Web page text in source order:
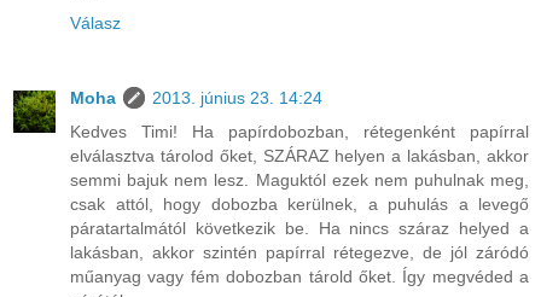
Válasz
Moha
2013. június 23. 14:24
Kedves Timi! Ha papírdobozban, rétegenként papírral
elválasztva tárolod őket, SZÁRAZ helyen a lakásban, akkor
semmi bajuk nem lesz. Maguktól ezek nem puhulnak meg,
csak attól, hogy dobozba kerülnek, a puhulás a levegő
páratartalmától következik be. Ha nincs száraz helyed a
lakásban, akkor szintén papírral rétegezve, de jól záródó
műanyag vagy fém dobozban tárold őket. Így megvéded a